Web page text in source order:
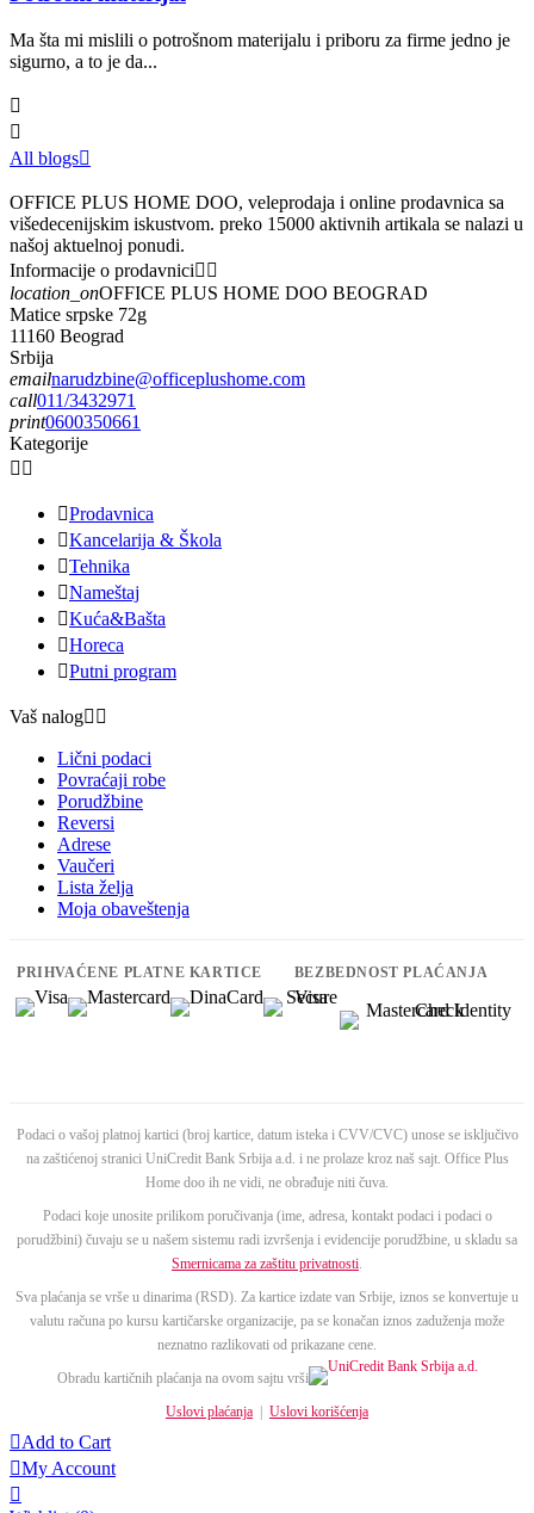
Ma šta mi mislili o potrošnom materijalu i priboru za firme jedno je
sigurno, a to je da...


All blogs
OFFICE PLUS HOME DOO, veleprodaja i online prodavnica sa
višedecenijskim iskustvom. preko 15000 aktivnih artikala se nalazi u
našoj aktuelnoj ponudi.
Informacije o prodavnici 
location_onOFFICE PLUS HOME DOO BEOGRAD
Matice srpske 72g
11160 Beograd
Srbija
emailnarudzbine@officeplushome.com
call011/3432971
print0600350661
Kategorije
 
Prodavnica
Kancelarija & Škola
Tehnika
Nameštaj
Kuća&Bašta
Horeca
Putni program
Vaš nalog 
Lični podaci
Povraćaji robe
Porudžbine
Reversi
Adrese
Vaučeri
Lista želja
Moja obaveštenja
PRIHVAĆENE PLATNE KARTICE BEZBEDNOST PLAĆANJA
Podaci o vašoj platnoj kartici (broj kartice, datum isteka i CVV/CVC) unose se isključivo
na zaštićenoj stranici UniCredit Bank Srbija a.d. i ne prolaze kroz naš sajt. Office Plus
Home doo ih ne vidi, ne obrađuje niti čuva.
Podaci koje unosite prilikom poručivanja (ime, adresa, kontakt podaci i podaci o
porudžbini) čuvaju se u našem sistemu radi izvršenja i evidencije porudžbine, u skladu sa
Smernicama za zaštitu privatnosti.
Sva plaćanja se vrše u dinarima (RSD). Za kartice izdate van Srbije, iznos se konvertuje u
valutu računa po kursu kartičarske organizacije, pa se konačan iznos zaduženja može
neznatno razlikovati od prikazane cene.
Obradu kartičnih plaćanja na ovom sajtu vrši
Uslovi plaćanja
Uslovi korišćenja
Add to Cart
My Account
